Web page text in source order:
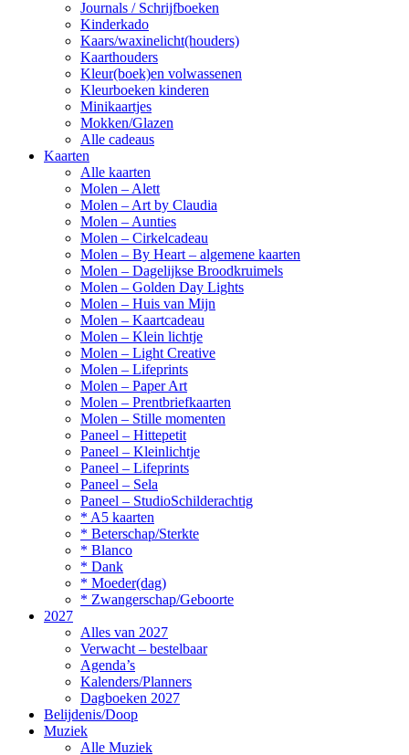
Journals / Schrijfboeken
Kinderkado
Kaars/waxinelicht(houders)
Kaarthouders
Kleur(boek)en volwassenen
Kleurboeken kinderen
Minikaartjes
Mokken/Glazen
Alle cadeaus
Kaarten
Alle kaarten
Molen – Alett
Molen – Art by Claudia
Molen – Aunties
Molen – Cirkelcadeau
Molen – By Heart – algemene kaarten
Molen – Dagelijkse Broodkruimels
Molen – Golden Day Lights
Molen – Huis van Mijn
Molen – Kaartcadeau
Molen – Klein lichtje
Molen – Light Creative
Molen – Lifeprints
Molen – Paper Art
Molen – Prentbriefkaarten
Molen – Stille momenten
Paneel – Hittepetit
Paneel – Kleinlichtje
Paneel – Lifeprints
Paneel – Sela
Paneel – StudioSchilderachtig
* A5 kaarten
* Beterschap/Sterkte
* Blanco
* Dank
* Moeder(dag)
* Zwangerschap/Geboorte
2027
Alles van 2027
Verwacht – bestelbaar
Agenda’s
Kalenders/Planners
Dagboeken 2027
Belijdenis/Doop
Muziek
Alle Muziek